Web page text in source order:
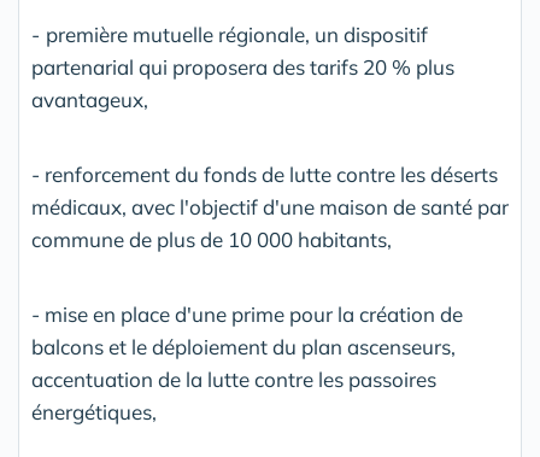
- première mutuelle régionale, un dispositif
partenarial qui proposera des tarifs 20 % plus
avantageux,
- renforcement du fonds de lutte contre les déserts
médicaux, avec l'objectif d'une maison de santé par
commune de plus de 10 000 habitants,
- mise en place d'une prime pour la création de
balcons et le déploiement du plan ascenseurs,
accentuation de la lutte contre les passoires
énergétiques,